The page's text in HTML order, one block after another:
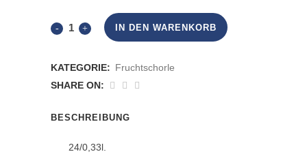
Auricher IN DEN WARENKORB
KATEGORIE: Fruchtschorle
SHARE ON:
BESCHREIBUNG
24/0,33l.